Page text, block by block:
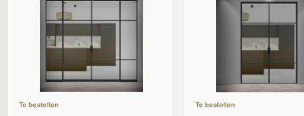
Te bestellen Te bestellen